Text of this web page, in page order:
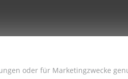
oder für Marketingzwecke